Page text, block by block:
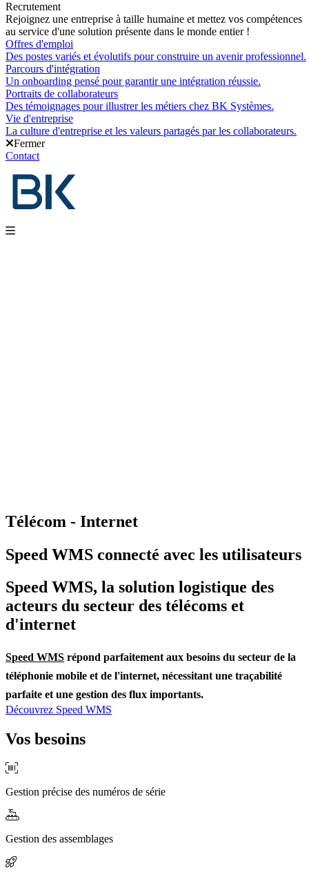
Recrutement
Rejoignez une entreprise à taille humaine et mettez vos compétences
au service d'une solution présente dans le monde entier !
Offres d'emploi
Des postes variés et évolutifs pour construire un avenir professionnel.
Parcours d'intégration
Un onboarding pensé pour garantir une intégration réussie.
Portraits de collaborateurs
Des témoignages pour illustrer les métiers chez BK Systèmes.
Vie d'entreprise
La culture d'entreprise et les valeurs partagés par les collaborateurs.
Fermer
Contact
Télécom - Internet
Speed WMS connecté avec les utilisateurs
Speed WMS, la solution logistique des
acteurs du secteur des télécoms et
d'internet
Speed WMS répond parfaitement aux besoins du secteur de la
téléphonie mobile et de l'internet, nécessitant une traçabilité
parfaite et une gestion des flux importants.
Découvrez Speed WMS
Vos besoins
Gestion précise des numéros de série
Gestion des assemblages